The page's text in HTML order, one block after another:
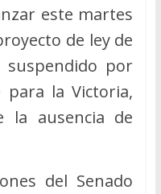
este martes
de ley de
por
para la Victoria,
la ausencia de
del Senado